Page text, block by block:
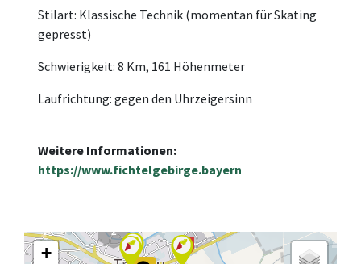
Stilart: Klassische Technik (momentan für Skating
gepresst)
Schwierigkeit: 8 Km, 161 Höhenmeter
Laufrichtung: gegen den Uhrzeigersinn
Weitere Informationen:
https://www.fichtelgebirge.bayern
2
+